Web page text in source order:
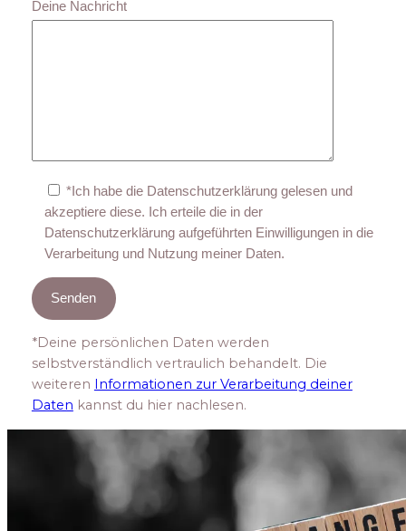
Deine Nachricht
*Ich habe die Datenschutzerklärung gelesen und
akzeptiere diese. Ich erteile die in der
Datenschutzerklärung aufgeführten Einwilligungen in die
Verarbeitung und Nutzung meiner Daten.
*Deine persönlichen Daten werden
selbstverständlich vertraulich behandelt. Die
weiteren Informationen zur Verarbeitung deiner
Daten kannst du hier nachlesen.